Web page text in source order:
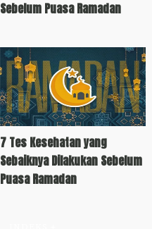
Sebelum Puasa Ramadan
7 Tes Kesehatan yang
Sebaiknya Dilakukan Sebelum
Puasa Ramadan